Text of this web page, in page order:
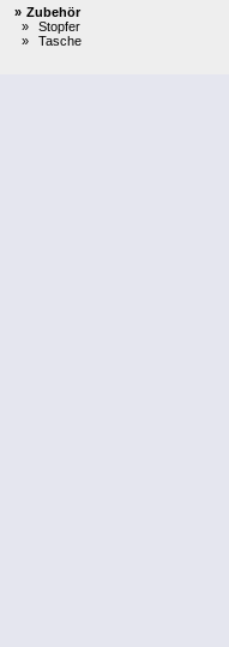
» Zubehör
»
Stopfer
»
Tasche